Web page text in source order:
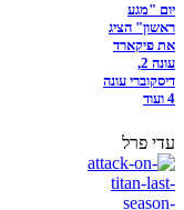
יום "מגע
ראשון" הציג
את פיקארד
עונה 2,
דיסקוברי עונה
4 ועוד
עדי פרל